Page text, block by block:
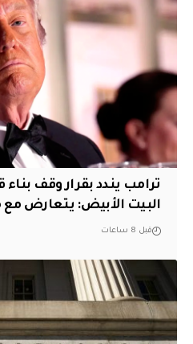
ترامب يندد بقرار وقف بناء
البيت الأبيض: يتعارض مع
قبل 8 ساعات